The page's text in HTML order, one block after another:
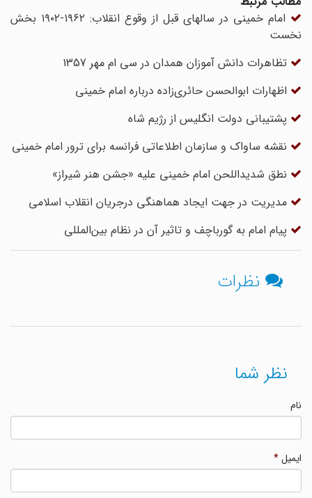
امام خمینی در سالهای قبل از وقوع انقلاب: ۱۹۶۲-۱۹۰۲ بخش
نخست
تظاهرات دانش آموزان همدان در سی ام مهر 1357
اظهارات ابوالحسن حائری‌زاده درباره امام خمینی
پشتیبانی دولت انگلیس از رژیم شاه
نقشه ساواک و سازمان اطلاعاتی فرانسه برای ترور امام خمینی
نطق شدیداللحن امام خمینی علیه «جشن هنر شیراز»
مدیریت در جهت ایجاد هماهنگی درجریان انقلاب اسلامی
پیام امام به گورباچف و تاثیر آن در نظام بین‌المللی
نظرات
نظر شما
ایمیل*